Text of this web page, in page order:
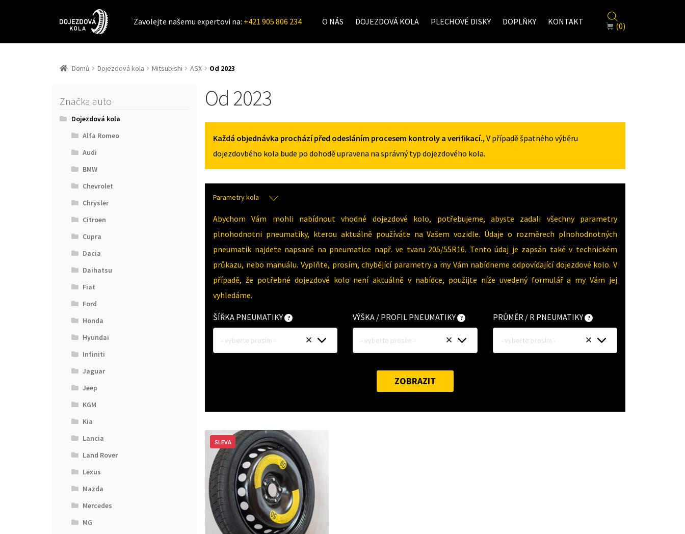
Zavolejte našemu expertovi na: +421 905 806 234 O NÁS DOJEZDOVÁ KOLA PLECHOVÉ DISKY DOPLŇKY KONTAKT (0)
Domů Dojezdová kola Mitsubishi ASX Od 2023
Značka auto
Dojezdová kola
Alfa Romeo
Audi
BMW
Chevrolet
Chrysler
Citroen
Cupra
Dacia
Daihatsu
Fiat
Ford
Honda
Hyundai
Infiniti
Jaguar
Jeep
KGM
Kia
Lancia
Land Rover
Lexus
Mazda
Mercedes
MG
Od 2023
Každá objednávka prochází před odesláním procesem kontroly a verifikací., V případě špatného výběru
dojezdovbého kola bude po dohodě upravena na správný typ dojezdového kola.
Parametry kola
Abychom Vám mohli nabídnout vhodné dojezdové kolo, potřebujeme, abyste zadali všechny parametry
plnohodnotni pneumatiky, kterou aktuálně používáte na Vašem vozidle. Údaje o rozměrech plnohodnotných
pneumatik najdete napsané na pneumatice např. ve tvaru 205/55R16. Tento údaj je zapsán také v technickém
průkazu, nebo manuálu. Vyplňte, prosím, chybějící parametry a my Vám nabídneme odpovídající dojezdové kolo. V
případě, že potřebné dojezdové kolo není aktuálně v nabídce, použijte níže uvedený formulář a my Vám jej
vyhledáme.
ŠÍŘKA PNEUMATIKY
- vyberte prosím -
VÝŠKA / PROFIL PNEUMATIKY
- vyberte prosím -
PRŮMĚR / R PNEUMATIKY
- vyberte prosím -
ZOBRAZIT
SLEVA